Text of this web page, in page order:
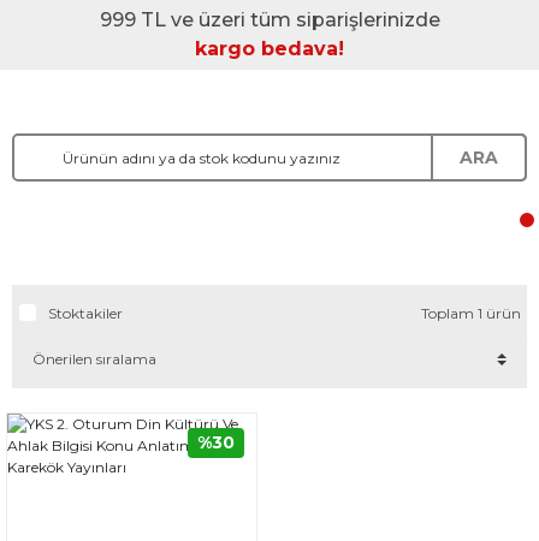
999 TL ve üzeri tüm siparişlerinizde
kargo bedava!
ARA
Stoktakiler Toplam 1 ürün
%30